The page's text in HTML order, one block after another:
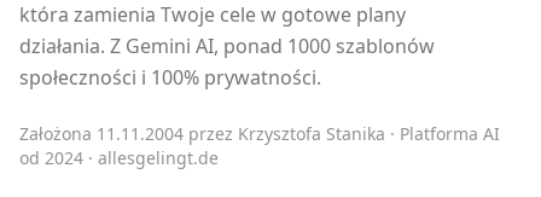
która zamienia Twoje cele w gotowe plany
działania. Z Gemini AI, ponad 1000 szablonów
społeczności i 100% prywatności.
Założona 11.11.2004 przez Krzysztofa Stanika · Platforma AI
od 2024 · allesgelingt.de